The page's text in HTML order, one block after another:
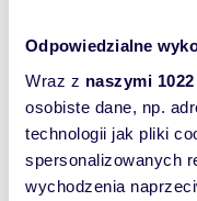
Odpowiedzialne
Wraz z naszymi
osobiste dane, np.
technologii jak pliki
spersonalizowanych
wychodzenia
795 98
Zostaw
bezpłatnie